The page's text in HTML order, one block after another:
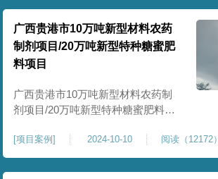
一次。我司于土方单位交叉作业。
康尚强夯公司于2024年10月20日安
排设备人员进场，按照图纸设计施
工。
广西贵港市10万吨新型材料农药
制剂项目/20万吨新型特种糖蜜肥
料项目
广西贵港市10万吨新型材料农药制
剂项目/20万吨新型特种糖蜜肥料项
期施工，一期为10万吨新型材料农
药制剂项目施工，二期为20万吨新
型特种糖蜜肥料项目，两期项目都
[项目案例] 2024-10-10 阅读（12172）